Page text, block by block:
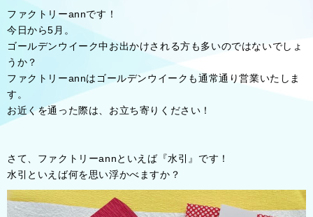
ファクトリーannです！
今日から5月。
ゴールデンウイーク中お出かけされる方も多いのではないでしょ
うか？
ファクトリーannはゴールデンウイークも通常通り営業いたしま
す。
お近くを通った際は、お立ち寄りください！
さて、ファクトリーannといえば『水引』です！
水引といえば何を思い浮かべますか？